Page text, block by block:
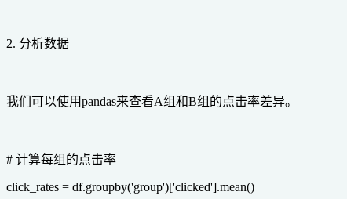
2. 分析数据
我们可以使用pandas来查看A组和B组的点击率差异。
# 计算每组的点击率
click_rates = df.groupby('group')['clicked'].mean()